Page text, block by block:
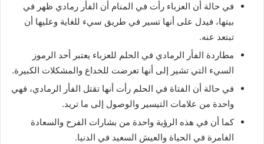
في حالة أن العزباء رأت في المنام أن الفأر رمادي ظهر في
بيتها، فيدل على أنها تسير في طريق سيء للغاية وعليها أن
تبتعد عنه.
مطاردة الفأر الرمادي في الحلم للعزباء يعتبر أحد الرموز
السيء التي تشير إلى أنها تعرضت للخداع والمشكلات الكبيرة.
في حالة أن الفتاة في الحلم رأت أنها تقتل الفأر الرمادي، فهي
واحدة من علامات التيسير والوصول إلى ما تريد.
كما أن في هذه الرؤية واحدة من بشارات الفرح والسعادة
الغامرة في الحياة والعيش السعيد في الدنيا.